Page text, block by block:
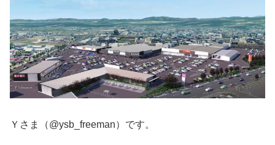
Ｙさま（@ysb_freeman）です。